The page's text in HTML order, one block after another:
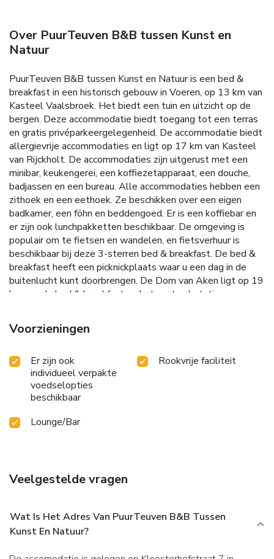
Over PuurTeuven B&B tussen Kunst en
Natuur
PuurTeuven B&B tussen Kunst en Natuur is een bed &
breakfast in een historisch gebouw in Voeren, op 13 km van
Kasteel Vaalsbroek. Het biedt een tuin en uitzicht op de
bergen. Deze accommodatie biedt toegang tot een terras
en gratis privéparkeergelegenheid. De accommodatie biedt
allergievrije accommodaties en ligt op 17 km van Kasteel
van Rijckholt. De accommodaties zijn uitgerust met een
minibar, keukengerei, een koffiezetapparaat, een douche,
badjassen en een bureau. Alle accommodaties hebben een
zithoek en een eethoek. Ze beschikken over een eigen
badkamer, een föhn en beddengoed. Er is een koffiebar en
er zijn ook lunchpakketten beschikbaar. De omgeving is
populair om te fietsen en wandelen, en fietsverhuur is
beschikbaar bij deze 3-sterren bed & breakfast. De bed &
breakfast heeft een picknickplaats waar u een dag in de
buitenlucht kunt doorbrengen. De Dom van Aken ligt op 19
km van de bed & breakfast en het centraal station van
Voorzieningen
Er zijn ook
individueel verpakte
voedselopties
beschikbaar
Rookvrije faciliteit
Lounge/Bar
Veelgestelde vragen
Wat Is Het Adres Van PuurTeuven B&B Tussen
Kunst En Natuur?